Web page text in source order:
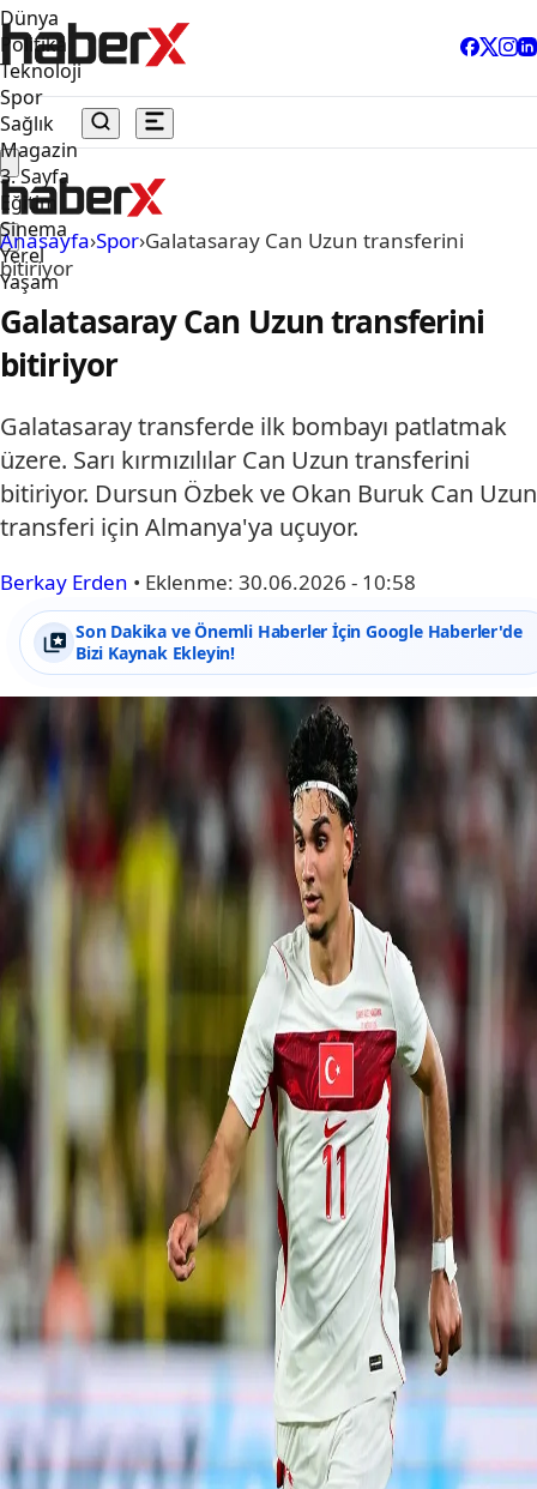
Dünya
Politika
Teknoloji
Spor
Sağlık
Magazin
3. Sayfa
Eğitim
Sinema
Yerel
Yaşam
Anasayfa›Spor›Galatasaray Can Uzun transferini
bitiriyor
Galatasaray Can Uzun transferini
bitiriyor
Galatasaray transferde ilk bombayı patlatmak
üzere. Sarı kırmızılılar Can Uzun transferini
bitiriyor. Dursun Özbek ve Okan Buruk Can Uzun
transferi için Almanya'ya uçuyor.
Berkay Erden • Eklenme: 30.06.2026 - 10:58
Son Dakika ve Önemli Haberler İçin Google Haberler'de
Bizi Kaynak Ekleyin!